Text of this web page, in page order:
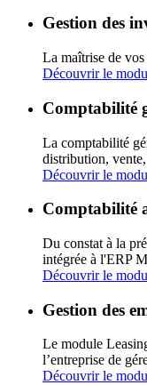
Gestion des
La maîtrise de
Découvrir le
Comptabilité
La comptabilité
distribution,
Découvrir le
Comptabilité
Du constat à la
intégrée à l'ERP
Découvrir le
Gestion des
Le module
l’entreprise de
Découvrir le